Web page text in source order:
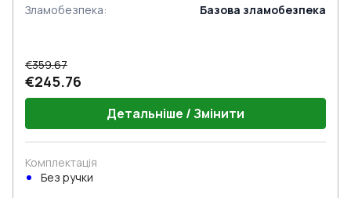
Зламобезпека: Базова зламобезпека
€359.67
€245.76
Детальніше / Змінити
Комплектація
Без ручки